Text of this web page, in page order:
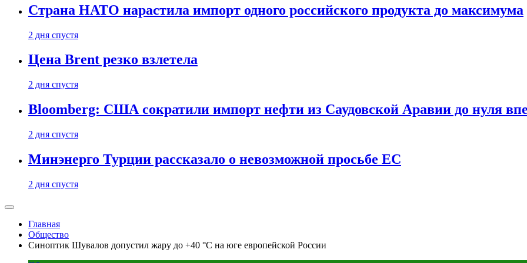
Страна НАТО нарастила импорт одного российского продукта до максимума
2 дня спустя
Цена Brent резко взлетела
2 дня спустя
Bloomberg: США сократили импорт нефти из Саудовской Аравии до нуля
2 дня спустя
Минэнерго Турции рассказало о невозможной просьбе ЕС
2 дня спустя
Главная
Общество
Синоптик Шувалов допустил жару до +40 °С на юге европейской России